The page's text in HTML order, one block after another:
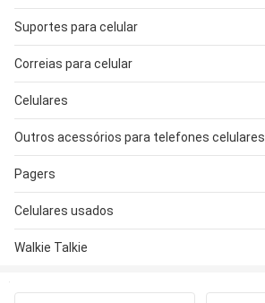
Suportes para celular
Correias para celular
Celulares
Outros acessórios para telefones celulares
Pagers
Celulares usados
Walkie Talkie